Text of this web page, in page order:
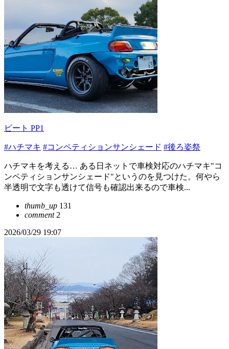
ビート PP1
#ハチマキ #コンペティションサンシェード #後ろ姿祭
ハチマキを考える… ある日ネットで車検対応のハチマキ"コ
ンペティションサンシェード"というのを見つけた。何やら
半透明で文字も透けて信号も確認出来るので車検...
thumb_up 131
comment2
2026/03/29 19:07